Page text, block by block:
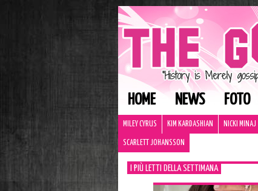
HOME NEWS FOTO
MILEY CYRUS KIM KARDASHIAN NICKI MINAJ
SCARLETT JOHANSSON
I PIÙ LETTI DELLA SETTIMANA